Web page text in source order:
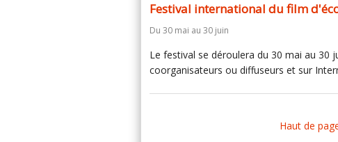
Festival international du film
Du 30 mai au 30 juin
Le festival se déroulera du 30 mai au 30
coorganisateurs ou diffuseurs et sur
Haut de